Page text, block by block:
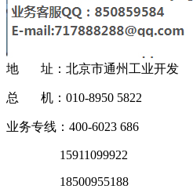
地 址：北京市通州工业
总 机：010-8950 5822
业务专线：400-6023 686
15911099922
18500955188